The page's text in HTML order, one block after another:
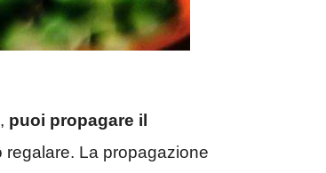
puoi propagare il
La propagazione